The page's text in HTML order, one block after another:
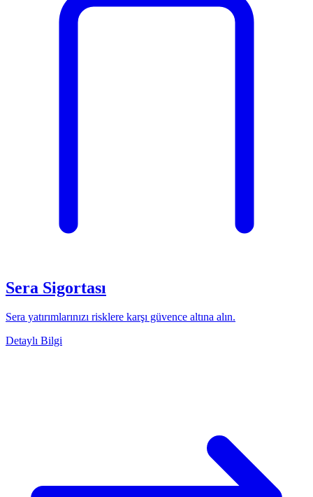
Sera Sigortası
Sera yatırımlarınızı risklere karşı güvence altına alın.
Detaylı Bilgi